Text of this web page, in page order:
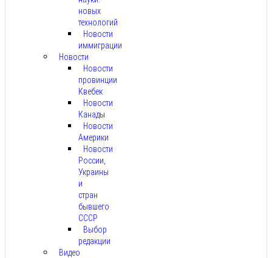
новых
технологий
Новости
иммиграции
Новости
Новости
провинции
Квебек
Новости
Канады
Новости
Америки
Новости
России,
Украины
и
стран
бывшего
СССР
Выбор
редакции
Видео